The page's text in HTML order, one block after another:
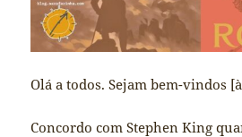
Olá a todos. Sejam bem-vindos
Concordo com Stephen King